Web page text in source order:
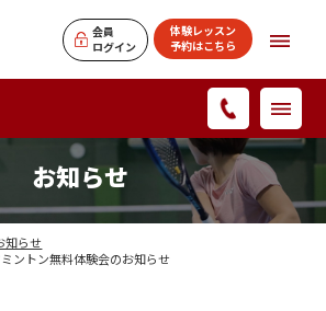
会員
ログイン
体験レッスン
予約はこちら
お知らせ
知らせ
ントン無料体験会のお知らせ